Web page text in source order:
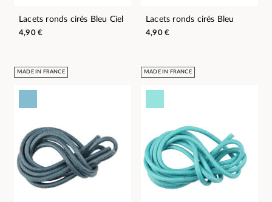
Lacets ronds cirés Bleu Ciel
4,90 €
Lacets ronds cirés Bleu
4,90 €
MADE IN FRANCE MADE IN FRANCE